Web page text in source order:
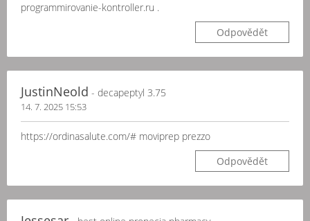
programmirovanie-kontroller.ru .
Odpovědět
JustinNeold - decapeptyl 3.75
14. 7. 2025 15:53
https://ordinasalute.com/# moviprep prezzo
Odpovědět